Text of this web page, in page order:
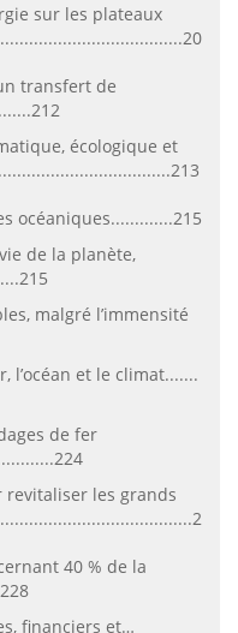
sur les plateaux
transfert de
écologique et
océaniques.............215
de la planète,
malgré l’immensité
l’océan et le climat.......
de fer
les grands
40 % de la
financiers et…